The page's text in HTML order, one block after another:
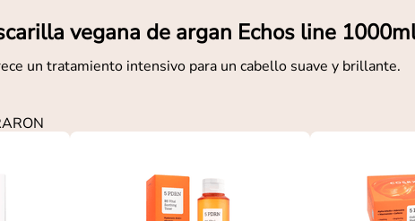
vegana de argan Echos line
un tratamiento intensivo para un cabello suave y brillante.